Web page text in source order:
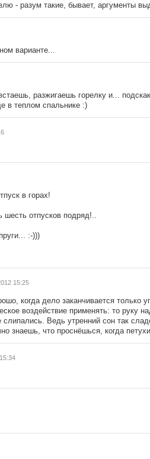
- разум такие, бывает, аргументы
варианте...
разжигаешь горелку и...
в теплом спальнике :)
в горах!
шесть отпусков подряд!..
:-)))
15:25
когда дело заканчивается только
воздействие применять: то руку
слипались. Ведь утренний сон так
знаешь, что проснёшься, когда